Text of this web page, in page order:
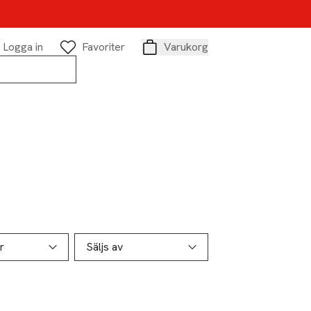
Logga in
Favoriter
Varukorg
Säljs av